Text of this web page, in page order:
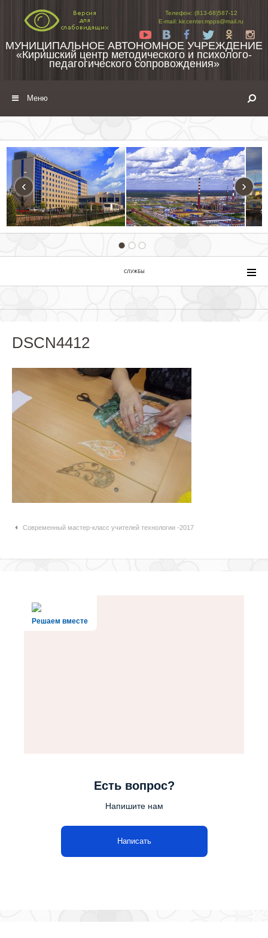
Телефон: (813-68)587-12
E-mail: kir.center.mpps@mail.ru
Yt
Tw
МУНИЦИПАЛЬНОЕ АВТОНОМНОЕ УЧРЕЖДЕНИЕ
«Киришский центр методического и психолого-
педагогического сопровождения»
Меню
‹ ›
СЛУЖБЫ
DSCN4412
Навигация по статьям
Современный мастер-класс учителей технологии -2017
Решаем вместе
Есть вопрос?
Напишите нам
Написать